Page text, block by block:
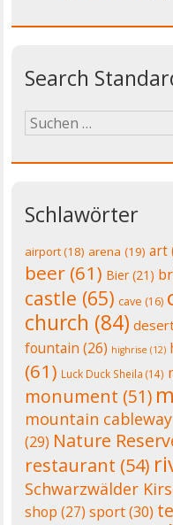
Search
Schlawörter
airport(18) arena (19) art
beer (61) Bier(21)
castle (65) cave (16)
church (84)
fountain (26) highrise (12)
(61) Luck Duck Sheila (14)
monument (51)
mountain cableway
(29) Nature
restaurant (54)
Schwarzwälder
shop (27) sport(30)